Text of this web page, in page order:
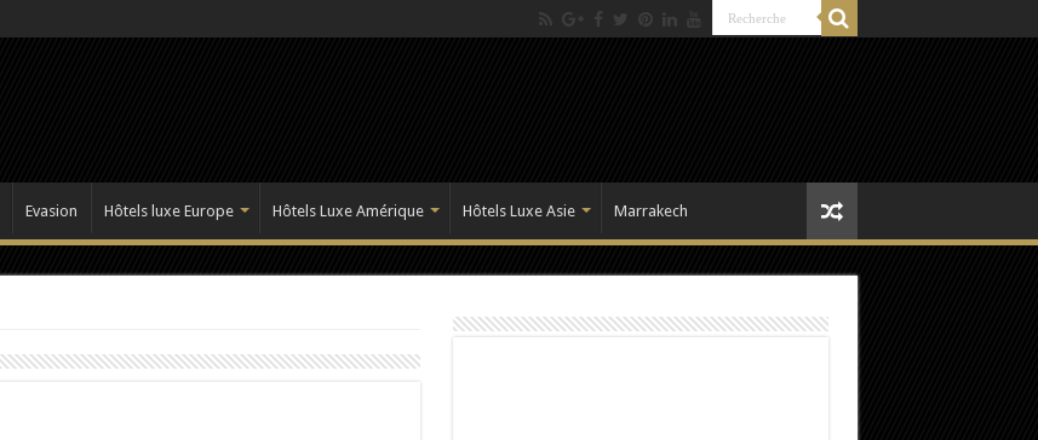
Evasion Hôtels luxe Europe Hôtels Luxe Amérique Hôtels Luxe Asie Marrakech